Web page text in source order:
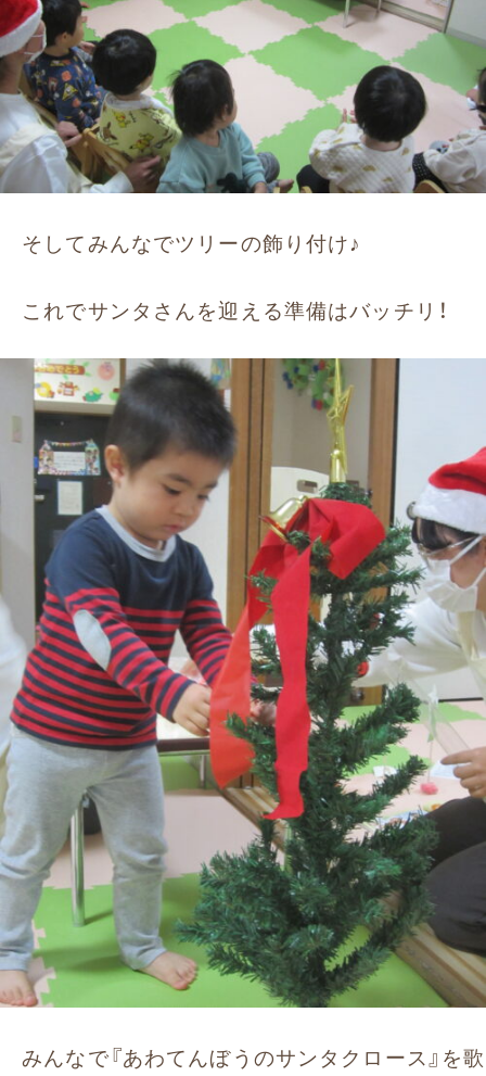
そしてみんなでツリーの飾り付け♪
これでサンタさんを迎える準備はバッチリ！
みんなで『あわてんぼうのサンタクロース』を歌